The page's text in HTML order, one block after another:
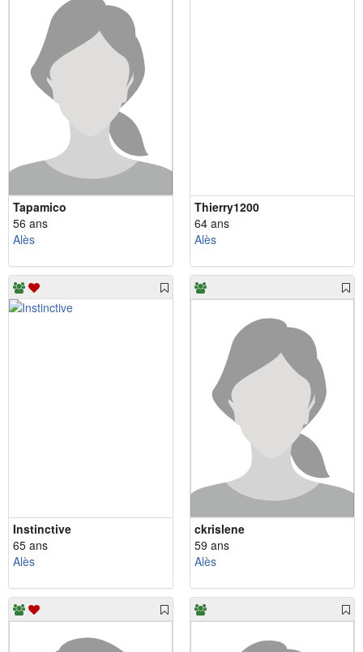
Tapamico
56 ans
Alès
Thierry1200
64 ans
Alès
Instinctive
65 ans
Alès
ckrislene
59 ans
Alès